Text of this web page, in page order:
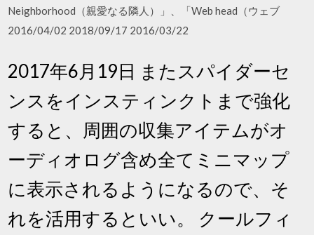
Neighborhood（親愛なる隣人）」、「Web head（ウェブ
2016/04/02 2018/09/17 2016/03/22
2017年6月19日 またスパイダーセ
ンスをインスティンクトまで強化
すると、周囲の収集アイテムがオ
ーディオログ含め全てミニマップ
に表示されるようになるので、そ
れを活用するといい。 クールフィ